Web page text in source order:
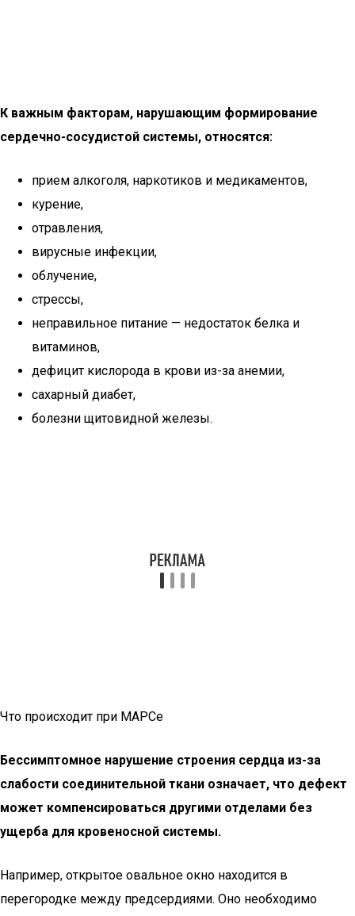
К важным факторам, нарушающим формирование
сердечно-сосудистой системы, относятся:
прием алкоголя, наркотиков и медикаментов,
курение,
отравления,
вирусные инфекции,
облучение,
стрессы,
неправильное питание — недостаток белка и
витаминов,
дефицит кислорода в крови из-за анемии,
сахарный диабет,
болезни щитовидной железы.
Что происходит при МАРСе
Бессимптомное нарушение строения сердца из-за
слабости соединительной ткани означает, что дефект
может компенсироваться другими отделами без
ущерба для кровеносной системы.
Например, открытое овальное окно находится в
перегородке между предсердиями. Оно необходимо